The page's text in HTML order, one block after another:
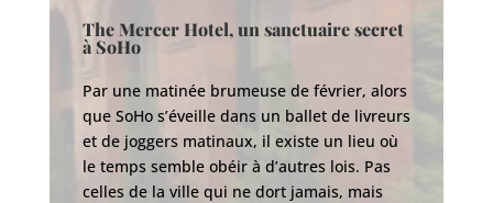
The Mercer Hotel, un sanctuaire secret
à SoHo
Par une matinée brumeuse de février, alors
que SoHo s’éveille dans un ballet de livreurs
et de joggers matinaux, il existe un lieu où
le temps semble obéir à d’autres lois. Pas
celles de la ville qui ne dort jamais, mais